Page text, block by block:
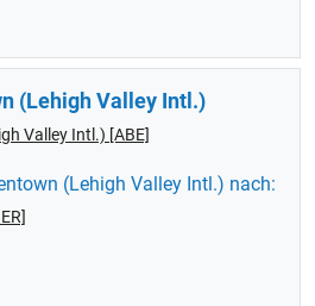
(Lehigh Valley Intl.)
Valley Intl.) [ABE]
(Lehigh Valley Intl.) nach: